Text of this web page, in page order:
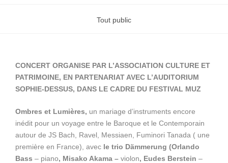
Tout public
CONCERT ORGANISE PAR L’ASSOCIATION CULTURE ET
PATRIMOINE, EN PARTENARIAT AVEC L’AUDITORIUM
SOPHIE-DESSUS, DANS LE CADRE DU FESTIVAL MUZ
Ombres et Lumières, un mariage d’instruments encore
inédit pour un voyage entre le Baroque et le Contemporain
autour de JS Bach, Ravel, Messiaen, Fuminori Tanada ( une
première en France), avec le trio Dämmerung (Orlando
Bass – piano, Misako Akama – violon, Eudes Berstein –